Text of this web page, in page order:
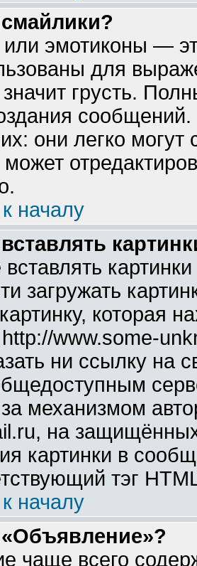
эмотиконы —
для
грусть.
сообщений.
они легко
может
началу
загружать
которая
www.some-
ни ссылку на
механизмом
на
картинки в
тэг
началу
«Объявление»?
чаще всего